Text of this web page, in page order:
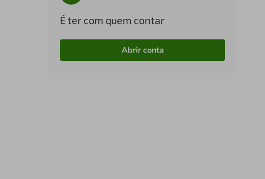
É ter com quem contar
Abrir conta